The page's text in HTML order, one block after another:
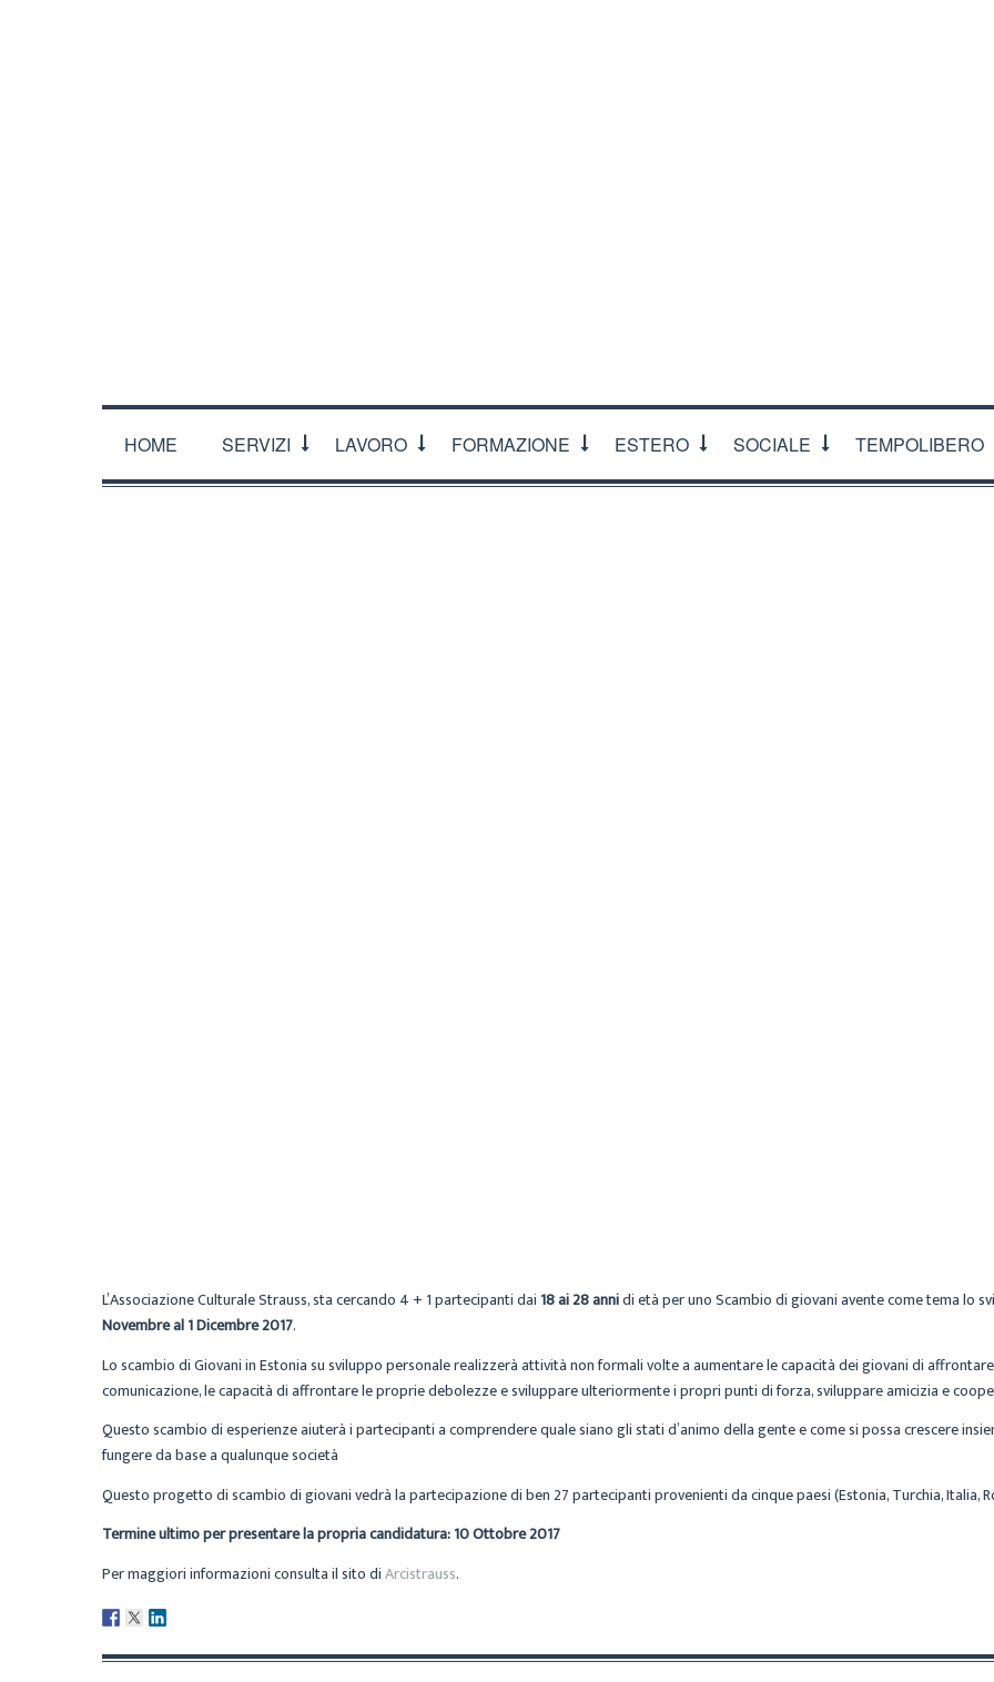
HOME SERVIZI LAVORO FORMAZIONE ESTERO SOCIALE TEMPOLIBERO
L’Associazione Culturale Strauss, sta cercando 4 + 1 partecipanti dai 18 ai 28 annidi età per uno Scambio di giovani avente come tema lo
Novembre al 1 Dicembre 2017.
Lo scambio di Giovani in Estonia su sviluppo personale realizzerà attività non formali volte a aumentare le capacità dei giovani di
comunicazione, le capacità di affrontare le proprie debolezze e sviluppare ulteriormente i propri punti di forza, sviluppare amicizia e
Questo scambio di esperienze aiuterà i partecipanti a comprendere quale siano gli stati d’animo della gente e come si possa crescere
fungere da base a qualunque società
Questo progetto di scambio di giovani vedrà la partecipazione di ben 27 partecipanti provenienti da cinque paesi (Estonia, Turchia, Italia,
Termine ultimo per presentare la propria candidatura: 10 Ottobre 2017
Per maggiori informazioni consulta il sito diArcistrauss.